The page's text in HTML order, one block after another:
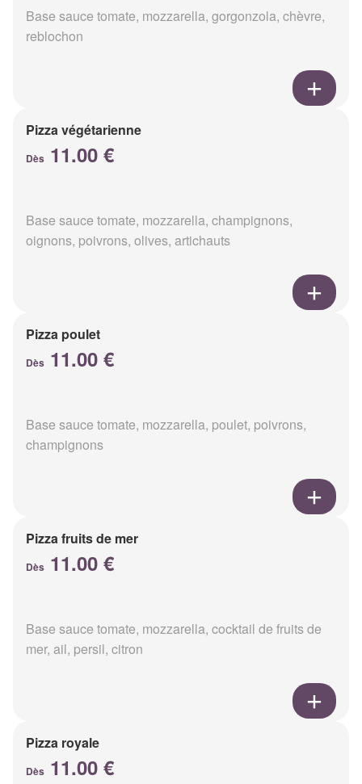
Base sauce tomate, mozzarella, gorgonzola, chèvre,
reblochon
Pizza végétarienne
Dès 11.00 €
Base sauce tomate, mozzarella, champignons,
oignons, poivrons, olives, artichauts
Pizza poulet
Dès 11.00 €
Base sauce tomate, mozzarella, poulet, poivrons,
champignons
Pizza fruits de mer
Dès 11.00 €
Base sauce tomate, mozzarella, cocktail de fruits de
mer, ail, persil, citron
Pizza royale
Dès 11.00 €